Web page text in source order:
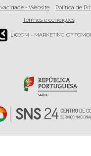
- Website
Política de
Termos e condições
LKCOM - MARKETING OF